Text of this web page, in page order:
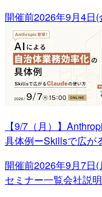
開催前2026年9月4日(
【9/7（月）】
具体例ーSkillsで広が
開催前2026年9月7日(
セミナー一覧会社説